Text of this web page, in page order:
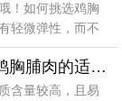
！如何挑选鸡胸
轻微弹性，而不
鸡胸脯肉的功效与作用_鸡胸脯肉的适用人群
含量较高，且易